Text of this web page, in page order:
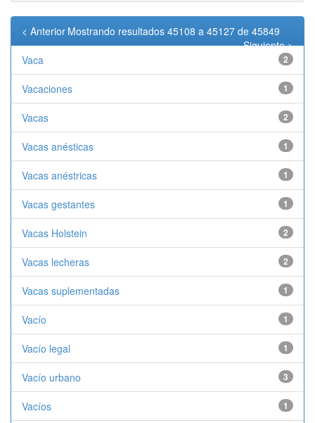
Mostrando resultados 45108 a 45127 de 45849
< Anterior
Siguiente >
Vaca
2
Vacaciones 1
Vacas 2
Vacas anésticas 1
Vacas anéstricas 1
Vacas gestantes 1
Vacas Holstein 2
Vacas lecheras 2
Vacas suplementadas 1
Vacío 1
Vacío legal 1
Vacío urbano 3
Vacíos 1